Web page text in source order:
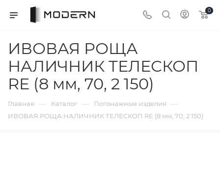
0
ИВОВАЯ РОЩА
НАЛИЧНИК ТЕЛЕСКОП
RE (8 мм, 70, 2 150)
Главная — Каталог — Погонажные изделия —
ИВОВАЯ РОЩА НАЛИЧНИК ТЕЛЕСКОП RE (8 мм, 70, 2 150)